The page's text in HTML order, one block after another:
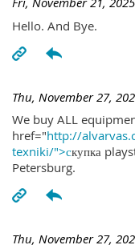
Hello. And Bye.
Thu, November 27,
We buy ALL
href="http://
texniki/">скупка
Petersburg.
Thu, November 27,